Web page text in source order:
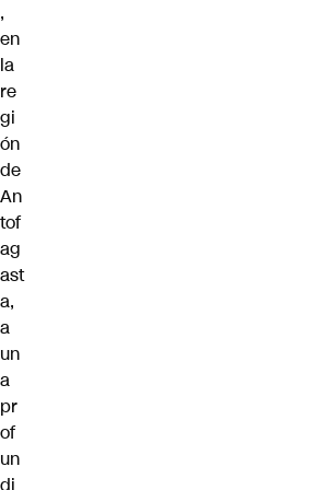
,
en
la
re
gi
ón
de
An
tof
ag
ast
a,
a
un
a
pr
of
un